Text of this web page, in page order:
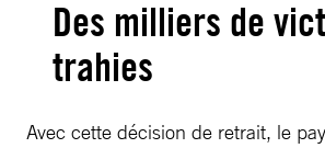
Des milliers de
trahies
Avec cette décision de retrait, le